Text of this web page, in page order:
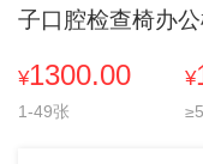
子口腔检查椅办
¥1300.00
1-49张
¥